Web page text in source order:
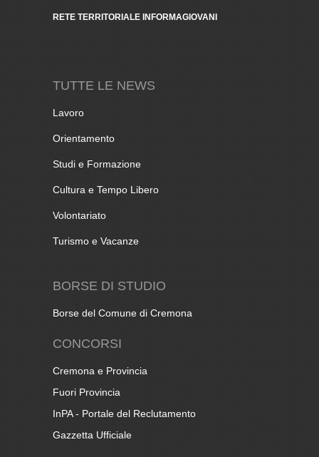
RETE TERRITORIALE INFORMAGIOVANI
TUTTE LE NEWS
Lavoro
Orientamento
Studi e Formazione
Cultura e Tempo Libero
Volontariato
Turismo e Vacanze
BORSE DI STUDIO
Borse del Comune di Cremona
CONCORSI
Cremona e Provincia
Fuori Provincia
InPA - Portale del Reclutamento
Gazzetta Ufficiale